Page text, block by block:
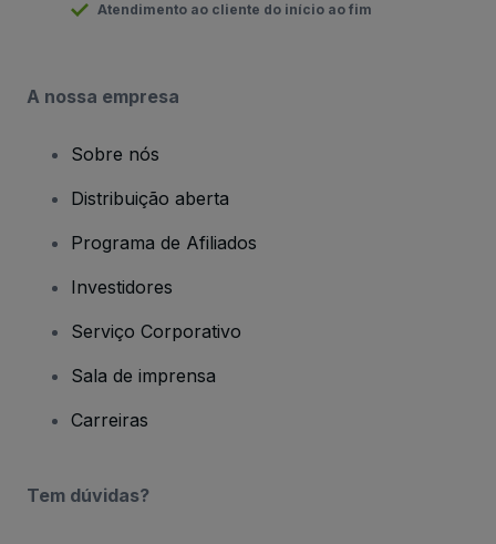
Atendimento ao cliente do início ao fim
A nossa empresa
Sobre nós
Distribuição aberta
Programa de Afiliados
Investidores
Serviço Corporativo
Sala de imprensa
Carreiras
Tem dúvidas?